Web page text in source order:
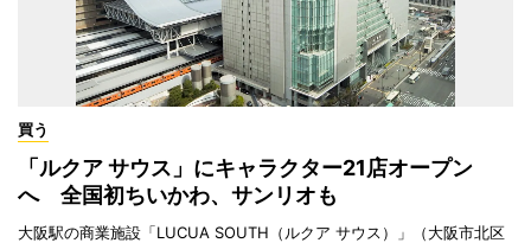
買う
「ルクア サウス」にキャラクター21店オープン
へ 全国初ちいかわ、サンリオも
大阪駅の商業施設「LUCUA SOUTH（ルクア サウス）」（大阪市北区